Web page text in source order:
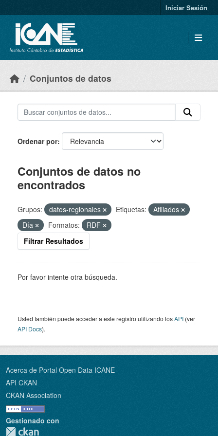
Iniciar Sesión
Conjuntos de datos
Ordenar por
Conjuntos de datos no
encontrados
Grupos: datos-regionales Etiquetas:
Afiliados
Día
Formatos:
RDF
Filtrar Resultados
Por favor intente otra búsqueda.
Usted también puede acceder a este registro utilizando losAPI (ver
API Docs).
Acerca de Portal Open Data ICANE
API CKAN
CKAN Association
Gestionado con